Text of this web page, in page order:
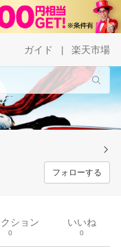
ガイド 楽天市場
フォローする
ション
0
いいね
0